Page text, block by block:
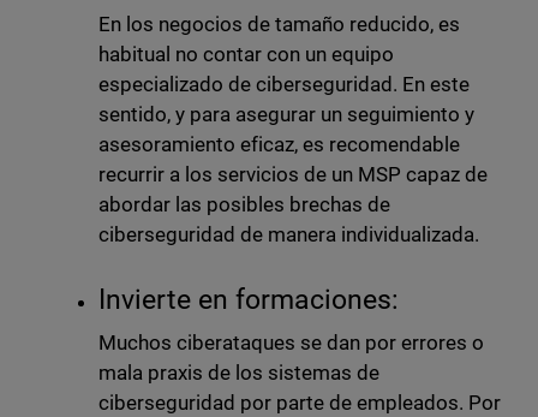
En los negocios de tamaño reducido, es
habitual no contar con un equipo
especializado de ciberseguridad. En este
sentido, y para asegurar un seguimiento y
asesoramiento eficaz, es recomendable
recurrir a los servicios de un MSP capaz de
abordar las posibles brechas de
ciberseguridad de manera individualizada.
Invierte en formaciones:
Muchos ciberataques se dan por errores o
mala praxis de los sistemas de
ciberseguridad por parte de empleados. Por